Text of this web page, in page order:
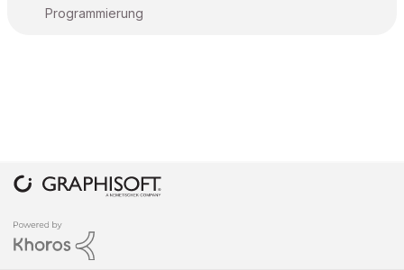
Programmierung